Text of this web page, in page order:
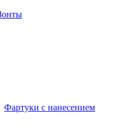
Фартуки с нанесением